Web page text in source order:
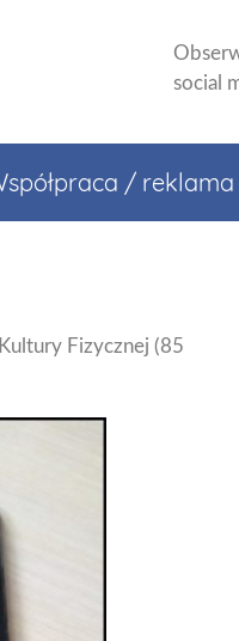
social
/ reklama
Fizycznej (85